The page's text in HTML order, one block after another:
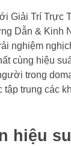
nghiệm
cùng hiệu
trong
tập trung các
hiệu